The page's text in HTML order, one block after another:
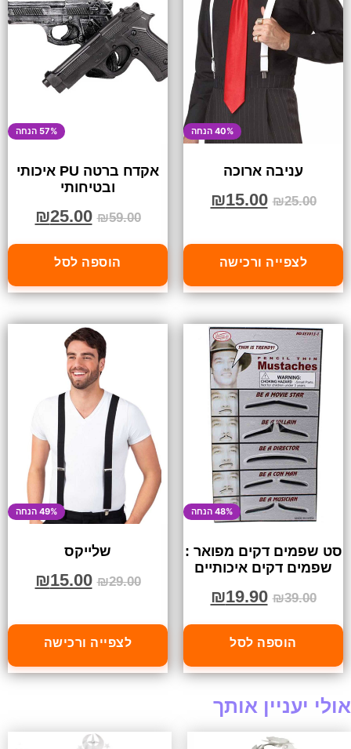
40% הנחה
עניבה ארוכה
₪25.00
₪15.00
לצפייה ורכישה
57% הנחה
אקדח ברטה PU איכותי
ובטיחותי
₪59.00
₪25.00
הוספה לסל
48% הנחה
סט שפמים דקים מפואר :
שפמים דקים איכותיים
₪39.00
₪19.90
הוספה לסל
49% הנחה
שלייקס
₪29.00
₪15.00
לצפייה ורכישה
אולי יעניין אותך